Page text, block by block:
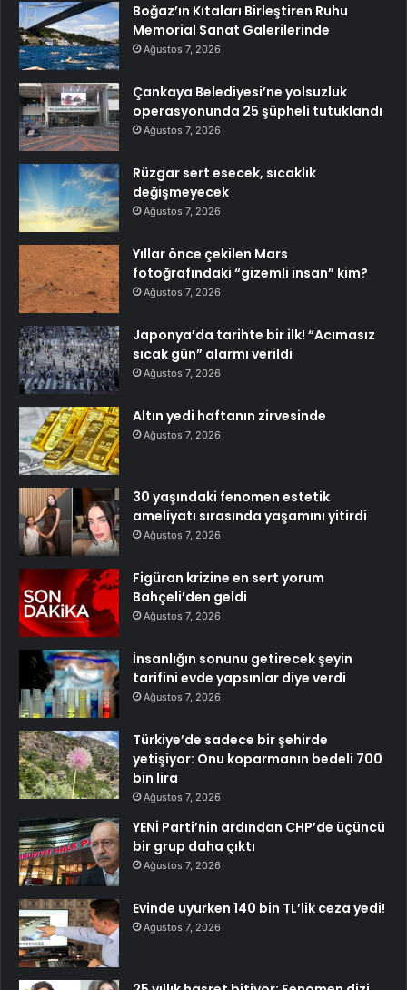
Boğaz’ın Kıtaları Birleştiren Ruhu
Memorial Sanat Galerilerinde
Ağustos 7, 2026
Çankaya Belediyesi’ne yolsuzluk
operasyonunda 25 şüpheli tutuklandı
Ağustos 7, 2026
Rüzgar sert esecek, sıcaklık
değişmeyecek
Ağustos 7, 2026
Yıllar önce çekilen Mars
fotoğrafındaki “gizemli insan” kim?
Ağustos 7, 2026
Japonya’da tarihte bir ilk! “Acımasız
sıcak gün” alarmı verildi
Ağustos 7, 2026
Altın yedi haftanın zirvesinde
Ağustos 7, 2026
30 yaşındaki fenomen estetik
ameliyatı sırasında yaşamını yitirdi
Ağustos 7, 2026
Figüran krizine en sert yorum
Bahçeli’den geldi
Ağustos 7, 2026
İnsanlığın sonunu getirecek şeyin
tarifini evde yapsınlar diye verdi
Ağustos 7, 2026
Türkiye’de sadece bir şehirde
yetişiyor: Onu koparmanın bedeli 700
bin lira
Ağustos 7, 2026
YENİ Parti’nin ardından CHP’de üçüncü
bir grup daha çıktı
Ağustos 7, 2026
Evinde uyurken 140 bin TL’lik ceza yedi!
Ağustos 7, 2026